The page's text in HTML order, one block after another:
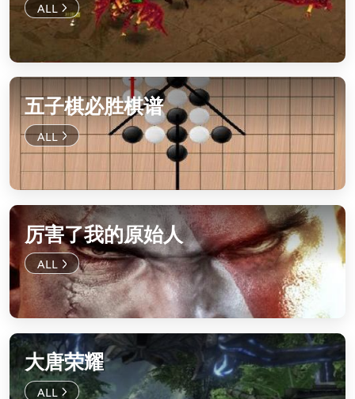
五子棋必胜棋谱
厉害了我的原始人
大唐荣耀